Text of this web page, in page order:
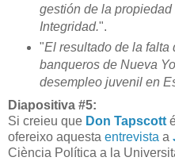
gestión de la propiedad
Integridad.".
"El resultado de la falta
banqueros de Nueva
desempleo juvenil en
Diapositiva #5:
Si creieu que Don Tapscott
ofereixo aquesta entrevista a
Ciència Política a la